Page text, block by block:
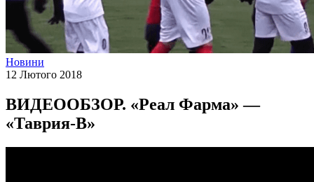
Новини
12 Лютого 2018
ВИДЕООБЗОР. «Реал Фарма» —
«Таврия-В»